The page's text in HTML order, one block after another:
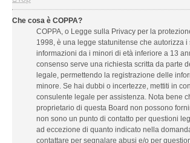
Che cosa è COPPA?
COPPA, o Legge sulla Privacy per la
1998, è una legge statunitense che autorizza
informazioni da i minori di età inferiore a 13
consenso serve una richiesta scritta da parte
legale, permettendo la registrazione delle
minore. Se hai dubbi o incertezze, mettiti in
consulente legale per assistenza. Nota bene
proprietario di questa Board non possono
non sono un punto di contatto per questioni
ad eccezione di quanto indicato nella
contattare per segnalare abusi e/o per